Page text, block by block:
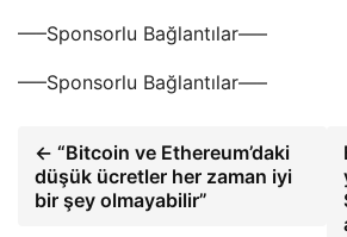
—–Sponsorlu Bağlantılar—–
—–Sponsorlu Bağlantılar—–
← “Bitcoin ve Ethereum’daki
düşük ücretler her zaman iyi
bir şey olmayabilir”